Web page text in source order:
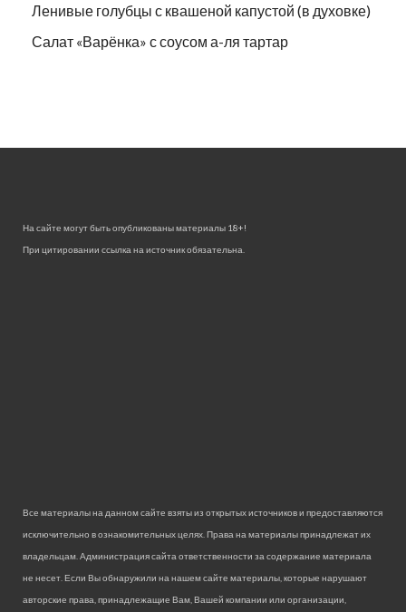
Ленивые голубцы с квашеной капустой (в духовке)
Салат «Варёнка» с соусом а-ля тартар
На сайте могут быть опубликованы материалы 18+!
При цитировании ссылка на источник обязательна.
Все материалы на данном сайте взяты из открытых источников и предоставляются
исключительно в ознакомительных целях. Права на материалы принадлежат их
владельцам. Администрация сайта ответственности за содержание материала
не несет. Если Вы обнаружили на нашем сайте материалы, которые нарушают
авторские права, принадлежащие Вам, Вашей компании или организации,